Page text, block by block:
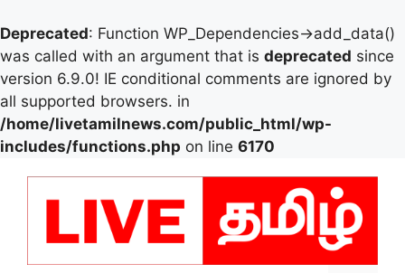
Deprecated: Function WP_Dependencies->add_data()
was called with an argument that is deprecated since
version 6.9.0! IE conditional comments are ignored by
all supported browsers. in
/home/livetamilnews.com/public_html/wp-
includes/functions.php on line 6170